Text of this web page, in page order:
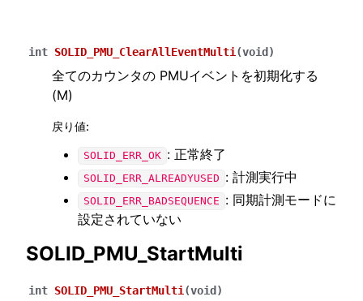
int SOLID_PMU_ClearAllEventMulti (void )
全てのカウンタの PMUイベントを初期化する
(M)
戻り値:
SOLID_ERR_OK : 正常終了
SOLID_ERR_ALREADYUSED : 計測実行中
SOLID_ERR_BADSEQUENCE : 同期計測モードに
設定されていない
SOLID_PMU_StartMulti
int SOLID_PMU_StartMulti (void )